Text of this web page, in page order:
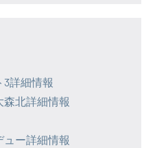
3詳細情報
北詳細情報
ュー詳細情報